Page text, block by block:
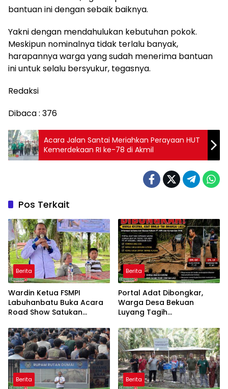
bantuan ini dengan sebaik baiknya.
Yakni dengan mendahulukan kebutuhan pokok.
Meskipun nominalnya tidak terlalu banyak,
harapannya warga yang sudah menerima bantuan
ini untuk selalu bersyukur, tegasnya.
Redaksi
Dibaca : 376
Acara Jalan Santai Meriahkan Perayaan HUT
Kemerdekaan RI ke-78 di Akmil
Pos Terkait
Berita
Wardin Ketua FSMPI
Labuhanbatu Buka Acara
Road Show Satukan
Perkebunan Kawal UU
Ketenagakerjaan Baru
Berita
Portal Adat Dibongkar,
Warga Desa Bekuan
Luyang Tagih
Humas PT HPI dan Kepala
Desa yang Diduga Terlibat
Berita Berita